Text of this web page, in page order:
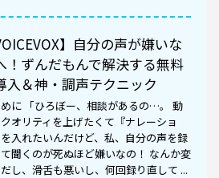
】自分の声が嫌いな
！ずんだもんで解決する無料
入＆神・調声テクニック
に 「ひろぼー、相談があるの…。 動
オリティを上げたくて『ナレーショ
入れたいんだけど、私、自分の声を録
聞くのが死ぬほど嫌いなの！ なんか変
し、滑舌も悪いし、何回録り直して ...